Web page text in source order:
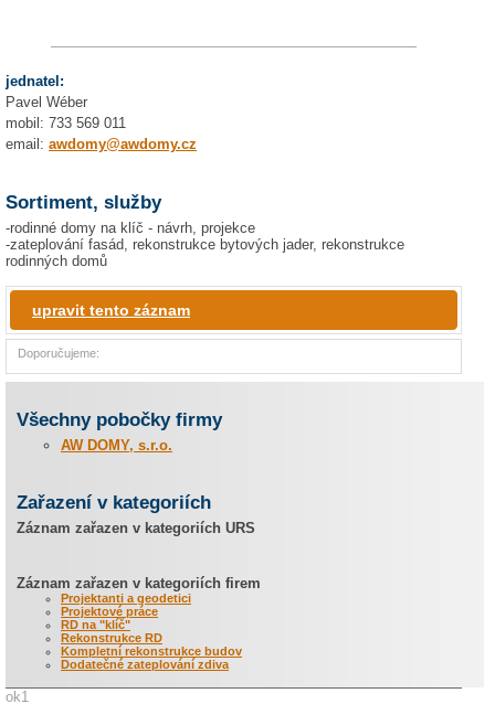
jednatel:
Pavel Wéber
mobil: 733 569 011
email: awdomy@awdomy.cz
Sortiment, služby
-rodinné domy na klíč - návrh, projekce
-zateplování fasád, rekonstrukce bytových jader, rekonstrukce
rodinných domů
upravit tento záznam
Doporučujeme:
Všechny pobočky firmy
AW DOMY, s.r.o.
Zařazení v kategoriích
Záznam zařazen v kategoriích URS
Záznam zařazen v kategoriích firem
Projektanti a geodetici
Projektové práce
RD na "klíč"
Rekonstrukce RD
Kompletní rekonstrukce budov
Dodatečné zateplování zdiva
ok1